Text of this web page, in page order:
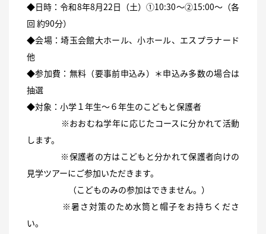
◆日時：令和8年8月22日（土）①10:30～②15:00～（各
回 約90分）
◆会場：埼玉会館大ホール、小ホール、エスプラナード
他
◆参加費：無料（要事前申込み）＊申込み多数の場合は
抽選
◆対象：小学１年生～６年生のこどもと保護者
※おおむね学年に応じたコースに分かれて活動
します。
※保護者の方はこどもと分かれて保護者向けの
見学ツアーにご参加いただきます。
（こどものみの参加はできません。）
※暑さ対策のため水筒と帽子をお持ちくださ
い。